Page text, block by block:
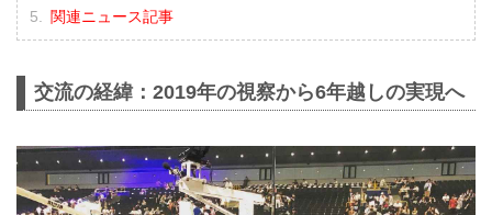
関連ニュース記事
交流の経緯：2019年の視察から6年越しの実現へ